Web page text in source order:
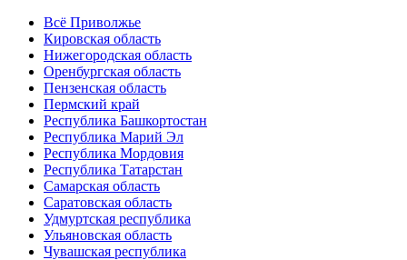
Всё Приволжье
Кировская область
Нижегородская область
Оренбургская область
Пензенская область
Пермский край
Республика Башкортостан
Республика Марий Эл
Республика Мордовия
Республика Татарстан
Самарская область
Саратовская область
Удмуртская республика
Ульяновская область
Чувашская республика